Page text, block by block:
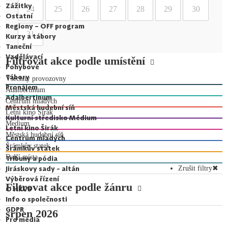
Zážitky
Ostatní
Regiony – OFF program
Kurzy a tábory
Taneční
Vzdělávací
Pohybové
Tábory
Pronájem
Adalbertinum
Městská hudební síň
Kulturní středisko Médium
Letní kino Širák
Centrum mladých
Šrámkův statek
Tribuny a pódia
Jiráskovy sady - altán
Výběrová řízení
O HKVS
Info o společnosti
GDPR
Pro média
24 25 26 27 28 29 30
31
Filtrovat akce podle umístění
Všechny provozovny
Adalbertinum
Centrum mladých
Letní kino Širák
Medium
Městská hudební síň
Šrámkův statek
Další místa
Zrušit filtry✖
Filtrovat akce podle žánru
srpen 2026